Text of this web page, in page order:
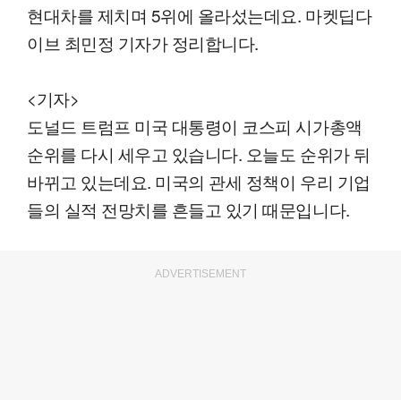
현대차를 제치며 5위에 올라섰는데요. 마켓딥다
이브 최민정 기자가 정리합니다.
<기자>
도널드 트럼프 미국 대통령이 코스피 시가총액
순위를 다시 세우고 있습니다. 오늘도 순위가 뒤
바뀌고 있는데요. 미국의 관세 정책이 우리 기업
들의 실적 전망치를 흔들고 있기 때문입니다.
ADVERTISEMENT